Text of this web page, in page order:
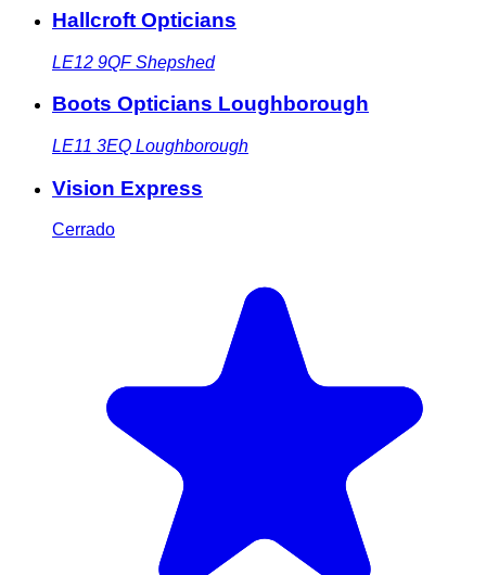
Hallcroft Opticians
LE12 9QF Shepshed
Boots Opticians Loughborough
LE11 3EQ Loughborough
Vision Express
Cerrado